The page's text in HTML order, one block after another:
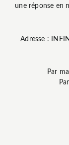
une réponse en
Adresse :
Par